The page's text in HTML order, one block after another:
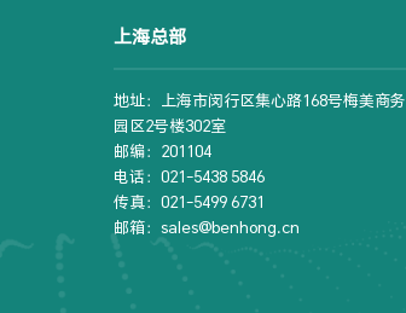
上海总部
地址：上海市闵行区集心路168号梅美商务
园区2号楼302室
邮编：201104
电话：021-5438 5846
传真：021-5499 6731
邮箱：sales@benhong.cn